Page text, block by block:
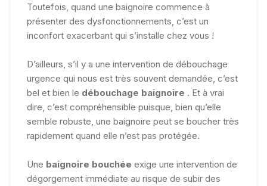
Toutefois, quand une baignoire commence à
présenter des dysfonctionnements, c’est un
inconfort exacerbant qui s’installe chez vous !
D’ailleurs, s’il y a une intervention de débouchage
urgence qui nous est très souvent demandée, c’est
bel et bien le débouchage baignoire . Et à vrai
dire, c’est compréhensible puisque, bien qu’elle
semble robuste, une baignoire peut se boucher très
rapidement quand elle n’est pas protégée.
Une baignoire bouchée exige une intervention de
dégorgement immédiate au risque de subir des